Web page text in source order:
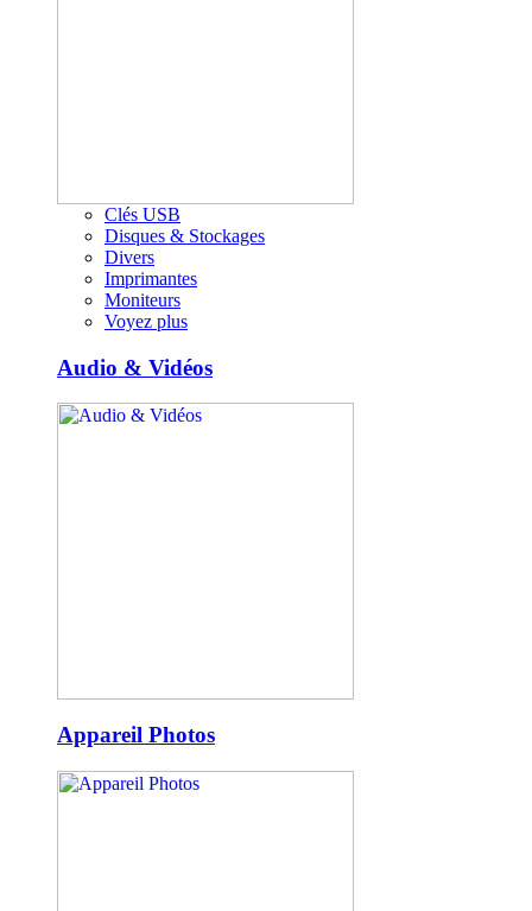
Clés USB
Disques & Stockages
Divers
Imprimantes
Moniteurs
Voyez plus
Audio & Vidéos
Appareil Photos